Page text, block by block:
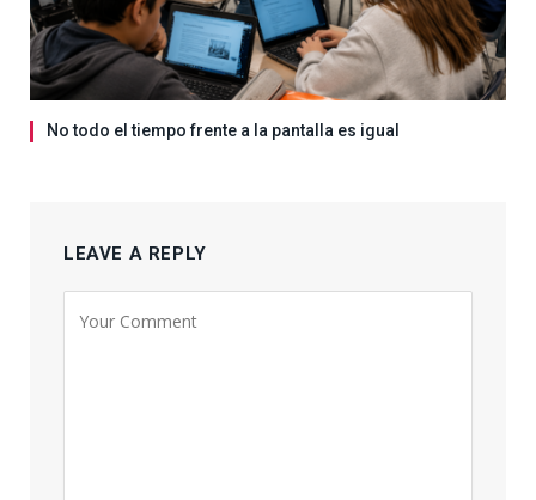
No todo el tiempo frente a la pantalla es igual
LEAVE A REPLY